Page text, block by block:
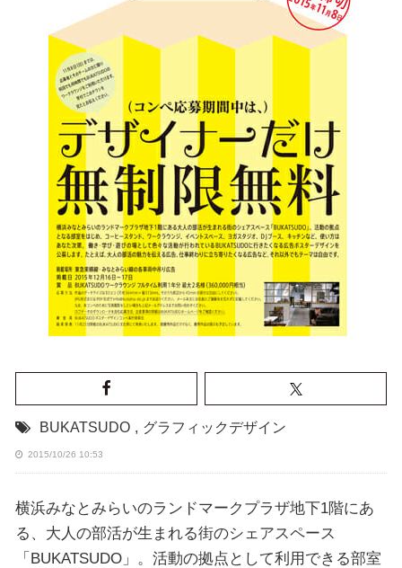
BUKATSUDO , グラフィックデザイン
2015/10/26 10:53
横浜みなとみらいのランドマークプラザ地下1階にあ
る、大人の部活が生まれる街のシェアスペース
「BUKATSUDO」。活動の拠点として利用できる部室